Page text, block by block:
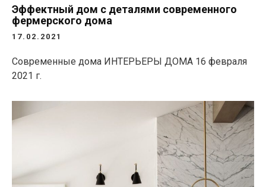
Эффектный дом с деталями современного
фермерского дома
17.02.2021
Современные дома ИНТЕРЬЕРЫ ДОМА 16 февраля
2021 г.